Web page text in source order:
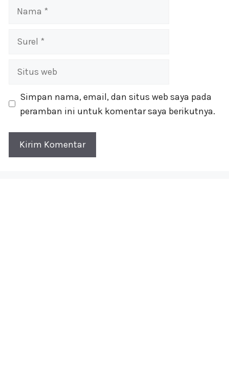
Nama
Surel
Situs
Simpan nama, email, dan situs web saya pada
peramban ini untuk komentar saya berikutnya.